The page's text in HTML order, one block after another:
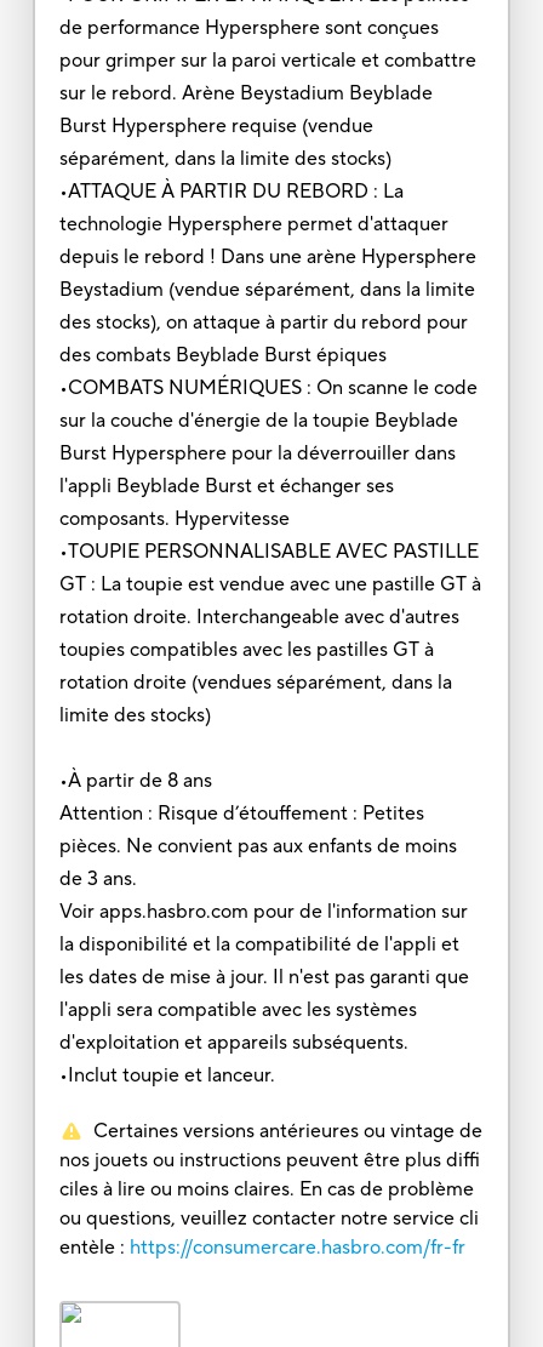
de performance Hypersphere sont conçues
pour grimper sur la paroi verticale et combattre
sur le rebord. Arène Beystadium Beyblade
Burst Hypersphere requise (vendue
séparément, dans la limite des stocks)
•ATTAQUE À PARTIR DU REBORD : La
technologie Hypersphere permet d'attaquer
depuis le rebord ! Dans une arène Hypersphere
Beystadium (vendue séparément, dans la limite
des stocks), on attaque à partir du rebord pour
des combats Beyblade Burst épiques
•COMBATS NUMÉRIQUES : On scanne le code
sur la couche d'énergie de la toupie Beyblade
Burst Hypersphere pour la déverrouiller dans
l'appli Beyblade Burst et échanger ses
composants. Hypervitesse
•TOUPIE PERSONNALISABLE AVEC PASTILLE
GT : La toupie est vendue avec une pastille GT à
rotation droite. Interchangeable avec d'autres
toupies compatibles avec les pastilles GT à
rotation droite (vendues séparément, dans la
limite des stocks)
•À partir de 8 ans
Attention : Risque d’étouffement : Petites
pièces. Ne convient pas aux enfants de moins
de 3 ans.
Voir apps.hasbro.com pour de l'information sur
la disponibilité et la compatibilité de l'appli et
les dates de mise à jour. Il n'est pas garanti que
l'appli sera compatible avec les systèmes
d'exploitation et appareils subséquents.
•Inclut toupie et lanceur.
Certaines versions antérieures ou vintage de
nos jouets ou instructions peuvent être plus diffi
ciles à lire ou moins claires. En cas de problème
ou questions, veuillez contacter notre service cli
entèle : https://consumercare.hasbro.com/fr-fr